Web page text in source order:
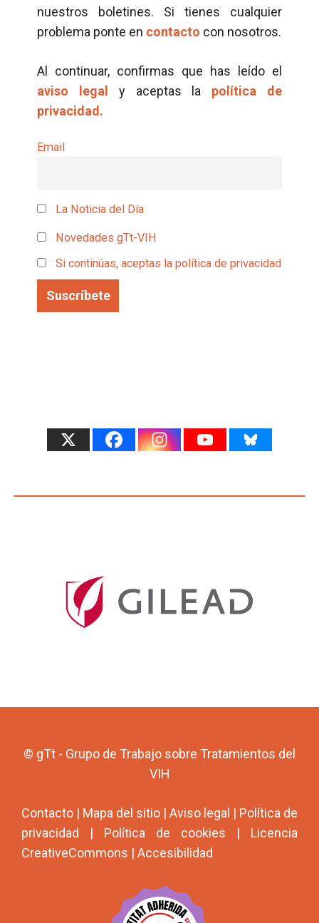
nuestros boletines. Si tienes cualquier
problema ponte en contacto con nosotros.
Al continuar, confirmas que has leído el
aviso legal
y aceptas la política de
privacidad.
Email
La Noticia del Día
Novedades gTt-VIH
Si continúas, aceptas la política de privacidad
© gTt - Grupo de Trabajo sobre Tratamientos del
VIH
Contacto | Mapa del sitio | Aviso legal | Política de
privacidad | Política de cookies | Licencia
CreativeCommons | Accesibilidad